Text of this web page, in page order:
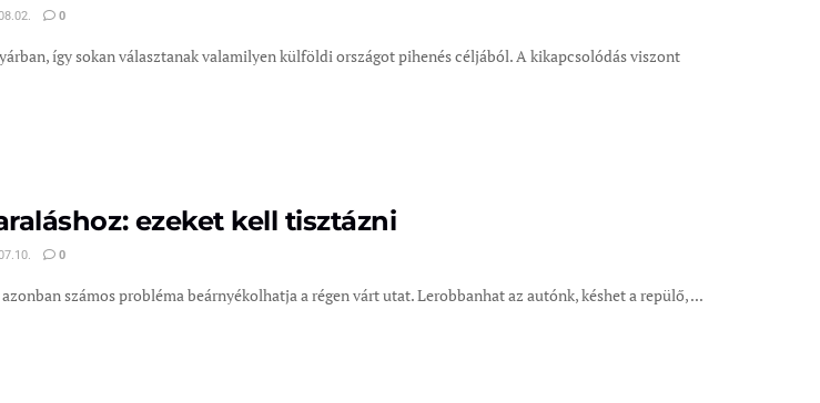
0
így sokan választanak valamilyen külföldi országot pihenés céljából. A kikapcsolódás viszont
ezeket kell tisztázni
0
számos probléma beárnyékolhatja a régen várt utat. Lerobbanhat az autónk, késhet a repülő, ...